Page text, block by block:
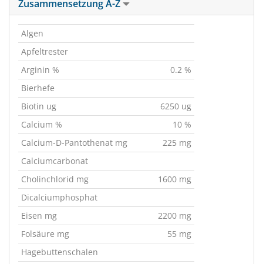
Zusammensetzung A-Z
Algen
Apfeltrester
Arginin %
0.2 %
Bierhefe
Biotin ug
6250 ug
Calcium %
10 %
Calcium-D-Pantothenat mg
225 mg
Calciumcarbonat
Cholinchlorid mg
1600 mg
Dicalciumphosphat
Eisen mg
2200 mg
Folsäure mg
55 mg
Hagebuttenschalen